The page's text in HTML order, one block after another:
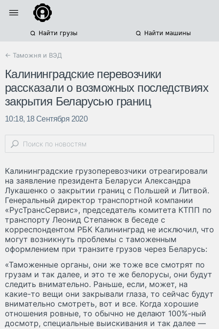
Найти грузы Найти машины
← Таможня и ВЭД
Калининградские перевозчики
рассказали о возможных последствиях
закрытия Беларусью границ
10:18, 18 Сентября 2020
Калининградские грузоперевозчики отреагировали
на заявление президента Беларуси Александра
Лукашенко о закрытии границ с Польшей и Литвой.
Генеральный директор транспортной компании
«РусТрансСервис», председатель комитета КТПП по
транспорту Леонид Степанюк в беседе с
корреспондентом РБК Калининград не исключил, что
могут возникнуть проблемы с таможенным
оформлением при транзите грузов через Беларусь:
«Таможенные органы, они же тоже все смотрят по
грузам и так далее, и это те же белорусы, они будут
следить внимательно. Раньше, если, может, на
какие-то вещи они закрывали глаза, то сейчас будут
внимательно смотреть, вот и все. Когда хорошие
отношения ровные, то обычно не делают 100%-ный
досмотр, специальные выискивания и так далее —